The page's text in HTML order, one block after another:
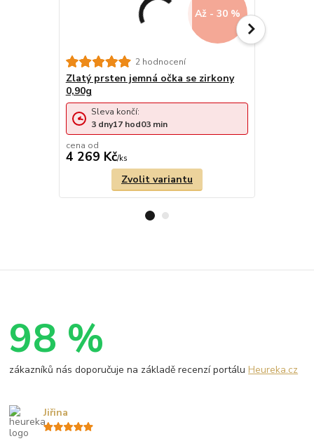
Až - 30 %
2 hodnocení
Zlatý prsten jemná očka se zirkony
0,90g
cena od
4 269 Kč/ks
Sleva končí:
3 dny17 hod03 min
Zvolit variantu
98 %
zákazníků nás doporučuje na základě recenzí portáluHeureka.cz
Jiřina